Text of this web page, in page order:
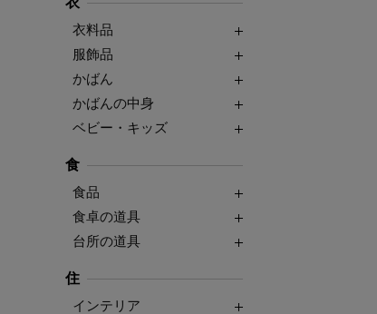
衣料品
服飾品
かばん
かばんの中身
ベビー・キッズ
食
食品
食卓の道具
台所の道具
住
インテリア